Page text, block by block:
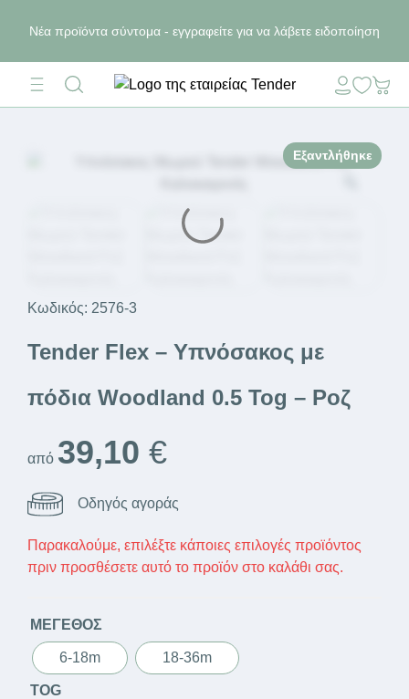
Νέα προϊόντα σύντομα - εγγραφείτε για να λάβετε ειδοποίηση
Εξαντλήθηκε
Κωδικός: 2576-3
Tender Flex – Υπνόσακος με
πόδια Woodland 0.5 Tog – Ροζ
από 39,10 €
Οδηγός αγοράς
Παρακαλούμε, επιλέξτε κάποιες επιλογές προϊόντος
πριν προσθέσετε αυτό το προϊόν στο καλάθι σας.
ΜΈΓΕΘΟΣ
6-18m 18-36m
TOG